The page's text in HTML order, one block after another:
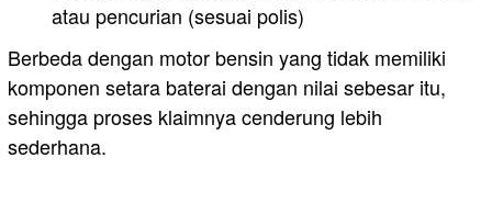
atau pencurian (sesuai polis)
Berbeda dengan motor bensin yang tidak memiliki
komponen setara baterai dengan nilai sebesar itu,
sehingga proses klaimnya cenderung lebih
sederhana.